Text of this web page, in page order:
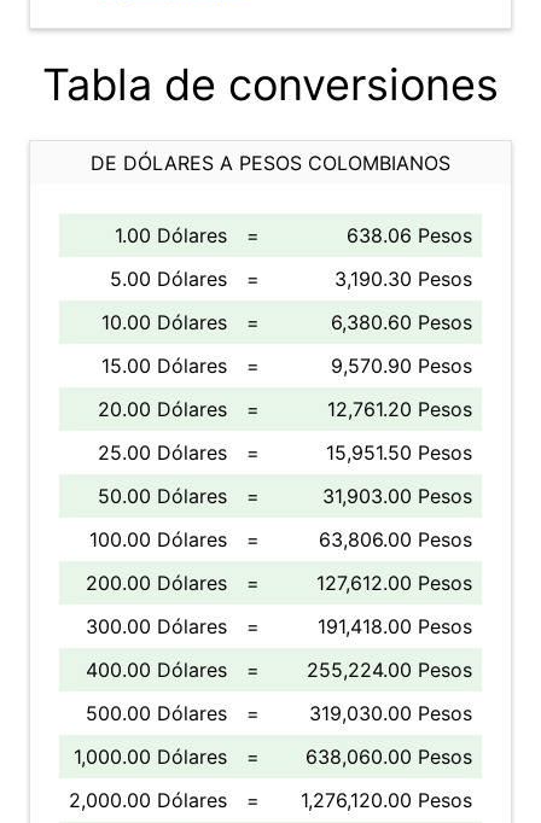
Tabla de conversiones
DE DÓLARES A PESOS COLOMBIANOS
1.00 Dólares =
638.06 Pesos
5.00 Dólares
=
3,190.30 Pesos
10.00 Dólares
=
6,380.60 Pesos
15.00 Dólares
=
9,570.90 Pesos
20.00 Dólares
=
12,761.20 Pesos
25.00 Dólares
=
15,951.50 Pesos
50.00 Dólares
=
31,903.00 Pesos
100.00 Dólares
=
63,806.00 Pesos
200.00 Dólares
=
127,612.00 Pesos
300.00 Dólares
=
191,418.00 Pesos
400.00 Dólares
=
255,224.00 Pesos
500.00 Dólares
=
319,030.00 Pesos
1,000.00 Dólares
=
638,060.00 Pesos
2,000.00 Dólares
=
1,276,120.00 Pesos